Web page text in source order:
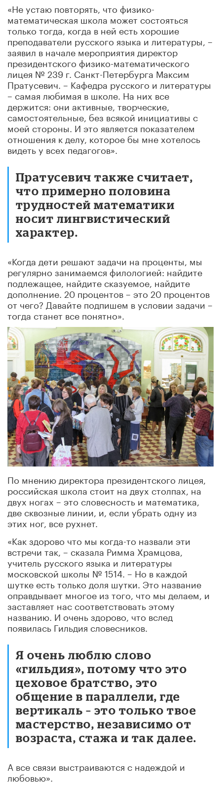
«Не устаю повторять, что физико-
математическая школа может состояться
только тогда, когда в ней есть хорошие
преподаватели русского языка и литературы, –
заявил в начале мероприятия директор
президентского физико-математического
лицея № 239 г. Санкт-Петербурга Максим
Пратусевич. – Кафедра русского и литературы
– самая любимая в школе. На них все
держится: они активные, творческие,
самостоятельные, без всякой инициативы с
моей стороны. И это является показателем
отношения к делу, которое бы мне хотелось
видеть у всех педагогов».
Пратусевич также считает,
что примерно половина
трудностей математики
носит лингвистический
характер.
«Когда дети решают задачи на проценты, мы
регулярно занимаемся филологией: найдите
подлежащее, найдите сказуемое, найдите
дополнение. 20 процентов – это 20 процентов
от чего? Давайте подпишем в условии задачи –
тогда станет все понятно».
По мнению директора президентского лицея,
российская школа стоит на двух столпах, на
двух ногах – это словесность и математика,
две сквозные линии, и, если убрать одну из
этих ног, все рухнет.
«Как здорово что мы когда-то назвали эти
встречи так, – сказала Римма Храмцова,
учитель русского языка и литературы
московской школы № 1514. – Но в каждой
шутке есть только доля шутки. Это название
оправдывает многое из того, что мы делаем, и
заставляет нас соответствовать этому
названию. И очень здорово, что вслед
появилась Гильдия словесников.
Я очень люблю слово
«гильдия», потому что это
цеховое братство, это
общение в параллели, где
вертикаль – это только твое
мастерство, независимо от
возраста, стажа и так далее.
А все связи выстраиваются с надеждой и
любовью».